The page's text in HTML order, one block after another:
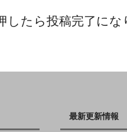
したら投稿完了に
最新更新情報